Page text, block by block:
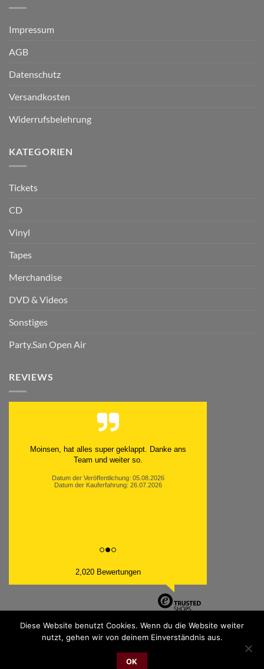
Impressum
AGB
Datenschutz
Versandkosten
Widerrufsbelehrung
KATEGORIEN
Tickets
CD
Vinyl
Tapes
Merchandise
DVD & Videos
Sonstiges
Party.San Open Air
REVIEWS
Moinsen, hat alles super geklappt. Danke ans
Team und weiter so.
Datum der Veröffentlichung: 05.08.2026
Datum der Kauferfahrung: 26.07.2026
2,020 Bewertungen
Diese Website benutzt Cookies. Wenn du die Website weiter
nutzt, gehen wir von deinem Einverständnis aus.
OK